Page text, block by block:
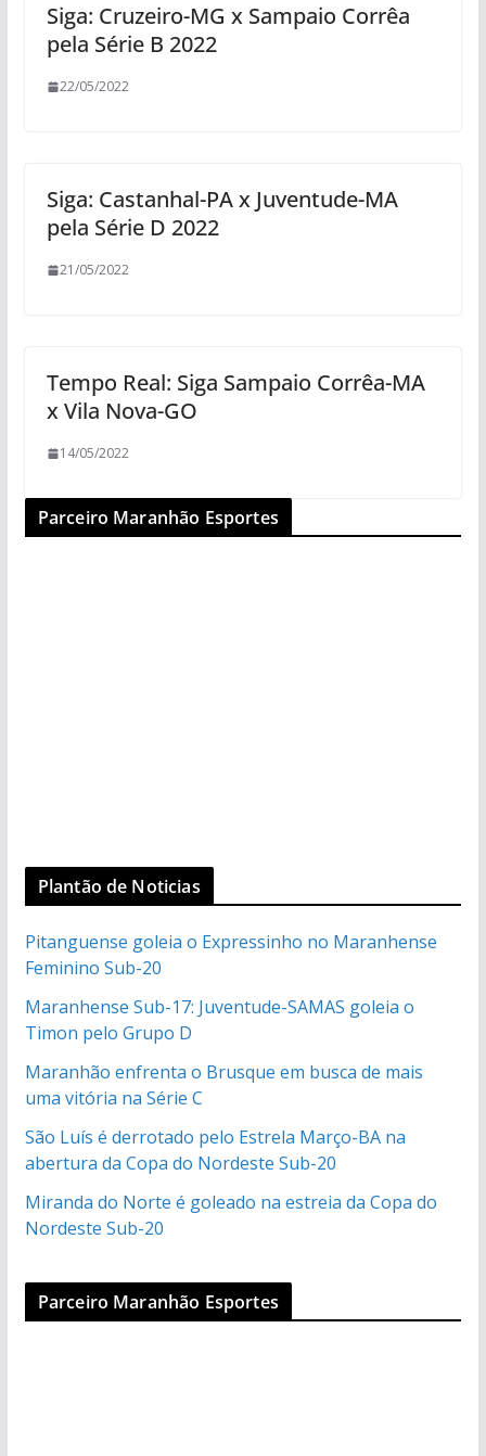
Siga: Cruzeiro-MG x Sampaio Corrêa
pela Série B 2022
22/05/2022
Siga: Castanhal-PA x Juventude-MA
pela Série D 2022
21/05/2022
Tempo Real: Siga Sampaio Corrêa-MA
x Vila Nova-GO
14/05/2022
Parceiro Maranhão Esportes
Plantão de Noticias
Pitanguense goleia o Expressinho no Maranhense
Feminino Sub-20
Maranhense Sub-17: Juventude-SAMAS goleia o
Timon pelo Grupo D
Maranhão enfrenta o Brusque em busca de mais
uma vitória na Série C
São Luís é derrotado pelo Estrela Março-BA na
abertura da Copa do Nordeste Sub-20
Miranda do Norte é goleado na estreia da Copa do
Nordeste Sub-20
Parceiro Maranhão Esportes